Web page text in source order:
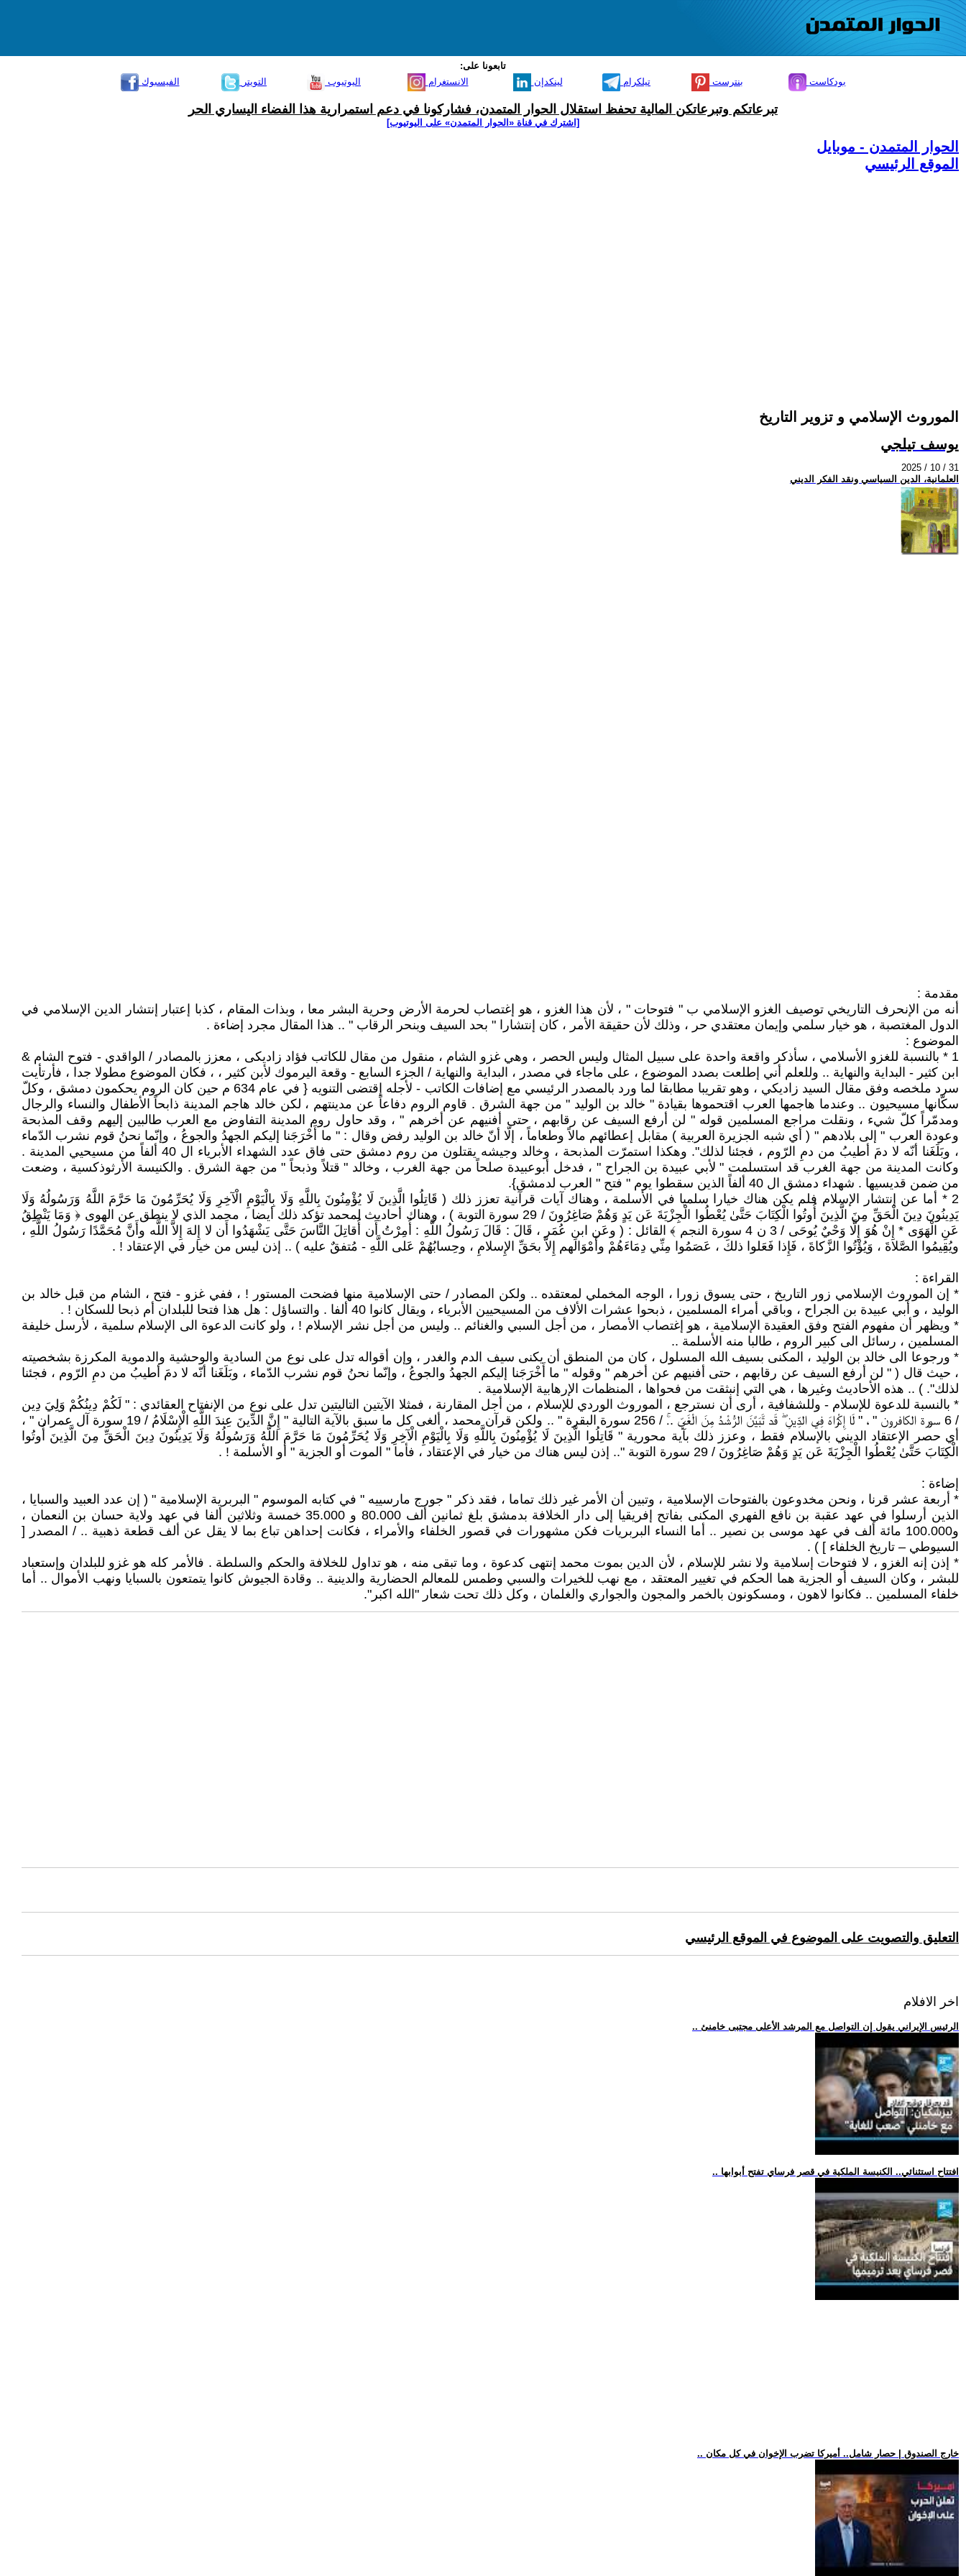
تابعونا على:
الفيسبوك
التويتر اليوتيوب الانستغرام لينكدإن تيلكرام بنترست بودكاست
تبرعاتكم وتبرعاتكن المالية تحفظ استقلال الحوار المتمدن، فشاركونا في دعم استمرارية هذا الفضاء اليساري الحر
[اشترك في قناة ‫«الحوار المتمدن» على اليوتيوب]
الحوار المتمدن - موبايل
الموقع الرئيسي
الموروث الإسلامي و تزوير التاريخ
يوسف تيلجي
2025 / 10 / 31
العلمانية، الدين السياسي ونقد الفكر الديني
مقدمة :
أنه من الإنحرف التاريخي توصيف الغزو الإسلامي ب " فتوحات " ، لأن هذا الغزو ، هو إغتصاب لحرمة الأرض وحرية البشر معا ، وبذات المقام ، كذبا إعتبار إنتشار الدين الإسلامي في
الدول المغتصبة ، هو خيار سلمي وإيمان معتقدي حر ، وذلك لأن حقيقة الأمر ، كان إنتشارا " بحد السيف وبنحر الرقاب " .. هذا المقال مجرد إضاءة .
الموضوع :
1 * بالنسبة للغزو الأسلامي ، سأذكر واقعة واحدة على سبيل المثال وليس الحصر ، وهي غزو الشام ، منقول من مقال للكاتب فؤاد زاديكى ، معزز بالمصادر / الواقدي - فتوح الشام &
ابن كثير - البداية والنهاية .. وللعلم أني إطلعت بصدد الموضوع ، على ماجاء في مصدر ، البداية والنهاية / الجزء السابع - وقعة اليرموك لأبن كثير ، ، فكان الموضوع مطولا جدا ، فأرتأيت
سرد ملخصه وفق مقال السيد زاديكي ، وهو تقريبا مطابقا لما ورد بالمصدر الرئيسي مع إضافات الكاتب - لأجله إقتضى التنويه { في عام 634 م حين كان الروم يحكمون دمشق ، وكلّ
سكّانها مسيحيون .. وعندما هاجمها العرب اقتحموها بقيادة " خالد بن الوليد " من جهة الشرق . قاوم الروم دفاعاً عن مدينتهم ، لكن خالد هاجم المدينة ذابحاً الأطفال والنساء والرجال
ومدمّراً كلّ شيء ، ونقلت مراجع المسلمين قوله " لن أرفع السيف عن رقابهم ، حتى أفنيهم عن أخرهم " ، وقد حاول روم المدينة التفاوض مع العرب طالبين إليهم وقف المذبحة
وعودة العرب " إلى بلادهم " ( أي شبه الجزيرة العربية ) مقابل إعطائهم مالاً وطعاماً ، إلّا أنّ خالد بن الوليد رفض وقال : " ما أَخْرَجَنا إليكم الجهدُ والجوعُ ، وإنّما نحنُ قوم نشرب الدّماء
، وبَلَغَنا أنّه لا دمَ أطيبُ من دمِ الرّوم ، فجئنا لذلك". وهكذا استمرّت المذبحة ، وخالد وجيشه يقتلون من روم دمشق حتى فاق عدد الشهداء الأبرياء ال 40 ألفاً من مسيحيي المدينة .
وكانت المدينة من جهة الغرب قد استسلمت " لأبي عبيدة بن الجراح " ، فدخل أبوعبيدة صلحاً من جهة الغرب ، وخالد " قتلاً وذبحاً " من جهة الشرق . والكنيسة الأرثوذكسية ، وضعت
من ضمن قديسيها . شهداء دمشق ال 40 ألفاً الذين سقطوا يوم " فتح " العرب لدمشق}.
2 * أما عن إنتشار الإسلام فلم يكن هناك خيارا سلميا في الأسلمة ، وهناك آيات قرآنية تعزز ذلك ( قَاتِلُوا الَّذِينَ لَا يُؤْمِنُونَ بِاللَّهِ وَلَا بِالْيَوْمِ الْآخِرِ وَلَا يُحَرِّمُونَ مَا حَرَّمَ اللَّهُ وَرَسُولُهُ وَلَا
يَدِينُونَ دِينَ الْحَقِّ مِنَ الَّذِينَ أُوتُوا الْكِتَابَ حَتَّىٰ يُعْطُوا الْجِزْيَةَ عَن يَدٍ وَهُمْ صَاغِرُونَ / 29 سورة التوبة ) ، وهناك أحاديث لمحمد تؤكد ذلك أيضا ، محمد الذي لا ينطق عن الهوى ﴿ وَمَا يَنْطِقُ
عَنِ الْهَوَى * إِنْ هُوَ إِلَّا وَحْيٌ يُوحَى / 3 ن 4 سورة النجم ﴾ القائل : ( وعَن ابن عُمَر ، قَالَ : قَالَ رَسُولُ اللَّهِ : أُمِرْتُ أَن أُقاتِلَ النَّاسَ حَتَّى يَشْهَدُوا أَن لا إِلهَ إِلاَّ اللَّه وأَنَّ مُحَمَّدًا رَسُولُ اللَّهِ ،
ويُقِيمُوا الصَّلاةَ ، وَيُؤْتُوا الزَّكاةَ ، فَإِذا فَعَلوا ذلكَ ، عَصَمُوا مِنِّي دِمَاءَهُمْ وأَمْوَالَهم إِلاَّ بحَقِّ الإِسلامِ ، وحِسابُهُمْ عَلى اللَّهِ - مُتفقٌ عليه ) .. إذن ليس من خيار في الإعتقاد ! .
القراءة :
* إن الموروث الإسلامي زور التاريخ ، حتى يسوق زورا ، الوجه المخملي لمعتقده .. ولكن المصادر / حتى الإسلامية منها فضحت المستور ! ، ففي غزو - فتح ، الشام من قبل خالد بن
الوليد ، و أبي عبيدة بن الجراح ، وباقي أمراء المسلمين ، ذبحوا عشرات الألاف من المسيحيين الأبرياء ، ويقال كانوا 40 ألفا . والتساؤل : هل هذا فتحا للبلدان أم ذبحا للسكان ! .
* ويظهر أن مفهوم الفتح وفق العقيدة الإسلامية ، هو إغتصاب الأمصار ، من أجل السبي والغنائم .. وليس من أجل نشر الإسلام ! ، ولو كانت الدعوة الى الإسلام سلمية ، لأرسل خليفة
المسلمين ، رسائل الى كبير الروم ، طالبا منه الأسلمة ..
* ورجوعا الى خالد بن الوليد ، المكنى بسيف الله المسلول ، كان من المنطق أن يكنى سيف الدم والغدر ، وإن أقواله تدل على نوع من السادية والوحشية والدموية المكرزة بشخصيته
، حيث قال ( " لن أرفع السيف عن رقابهم ، حتى أفنيهم عن أخرهم " وقوله " ما أَخْرَجَنا إليكم الجهدُ والجوعُ ، وإنّما نحنُ قوم نشرب الدّماء ، وبَلَغَنا أنّه لا دمَ أطيبُ من دمِ الرّوم ، فجئنا
لذلك". ) .. هذه الأحاديث وغيرها ، هي التي إنبثقت من فحواها ، المنظمات الإرهابية الإسلامية .
* بالنسبة للدعوة للإسلام - وللشفافية ، أرى أن نسترجع ، الموروث الوردي للإسلام ، من أجل المقارنة ، فمثلا الآيتين التاليتين تدل على نوع من الإنفتاح العقائدي : " لَكُمْ دِينُكُمْ وَلِيَ دِين
/ 6 سورة الكافرون " ، " لَا إِكْرَاهَ فِي الدِّينِ ۖ قَد تَّبَيَّنَ الرُّشْدُ مِنَ الْغَيِّ ..ۚ / 256 سورة البقرة " .. ولكن قرآن محمد ، ألغى كل ما سبق بالآية التالية " إِنَّ الدِّينَ عِندَ اللَّهِ الْإِسْلَامُ / 19 سورة آل عمران " ،
أي حصر الإعتقاد الديني بالإسلام فقط ، وعزز ذلك بآية محورية " قَاتِلُوا الَّذِينَ لَا يُؤْمِنُونَ بِاللَّهِ وَلَا بِالْيَوْمِ الْآخِرِ وَلَا يُحَرِّمُونَ مَا حَرَّمَ اللَّهُ وَرَسُولُهُ وَلَا يَدِينُونَ دِينَ الْحَقِّ مِنَ الَّذِينَ أُوتُوا
الْكِتَابَ حَتَّىٰ يُعْطُوا الْجِزْيَةَ عَن يَدٍ وَهُمْ صَاغِرُونَ / 29 سورة التوبة ".. إذن ليس هناك من خيار في الإعتقاد ، فأما " الموت أو الجزية " أو الأسلمة ! .
إضاءة :
* أربعة عشر قرنا ، ونحن مخدوعون بالفتوحات الإسلامية ، وتبين أن الأمر غير ذلك تماما ، فقد ذكر " جورج مارسييه " في كتابه الموسوم " البربرية الإسلامية " ( إن عدد العبيد والسبايا ،
الذين أرسلوا في عهد عقبة بن نافع الفهري المكنى بفاتح إفريقيا إلى دار الخلافة بدمشق بلغ ثمانين ألف 80.000 و 35.000 خمسة وثلاثين ألفا في عهد ولاية حسان بن النعمان ،
و100.000 مائة ألف في عهد موسى بن نصير .. أما النساء البربريات فكن مشهورات في قصور الخلفاء والأمراء ، فكانت إحداهن تباع بما لا يقل عن ألف قطعة ذهبية .. / المصدر [
السيوطي – تاريخ الخلفاء ] ) .
* إذن إنه الغزو ، لا فتوحات إسلامية ولا نشر للإسلام ، لأن الدين بموت محمد إنتهى كدعوة ، وما تبقى منه ، هو تداول للخلافة والحكم والسلطة . فالأمر كله هو غزو للبلدان وإستعباد
للبشر ، وكان السيف أو الجزية هما الحكم في تغيير المعتقد ، مع نهب للخيرات والسبي وطمس للمعالم الحضارية والدينية .. وقادة الجيوش كانوا يتمتعون بالسبايا ونهب الأموال .. أما
خلفاء المسلمين .. فكانوا لاهون ، ومسكونون بالخمر والمجون والجواري والغلمان ، وكل ذلك تحت شعار "الله اكبر".
التعليق والتصويت على الموضوع في الموقع الرئيسي
اخر الافلام
.. الرئيس الإيراني يقول إن التواصل مع المرشد الأعلى مجتبى خامنئ
.. افتتاح استثنائي.. الكنيسة الملكية في قصر فرساي تفتح أبوابها
.. خارج الصندوق | حصار شامل.. أميركا تضرب الإخوان في كل مكان